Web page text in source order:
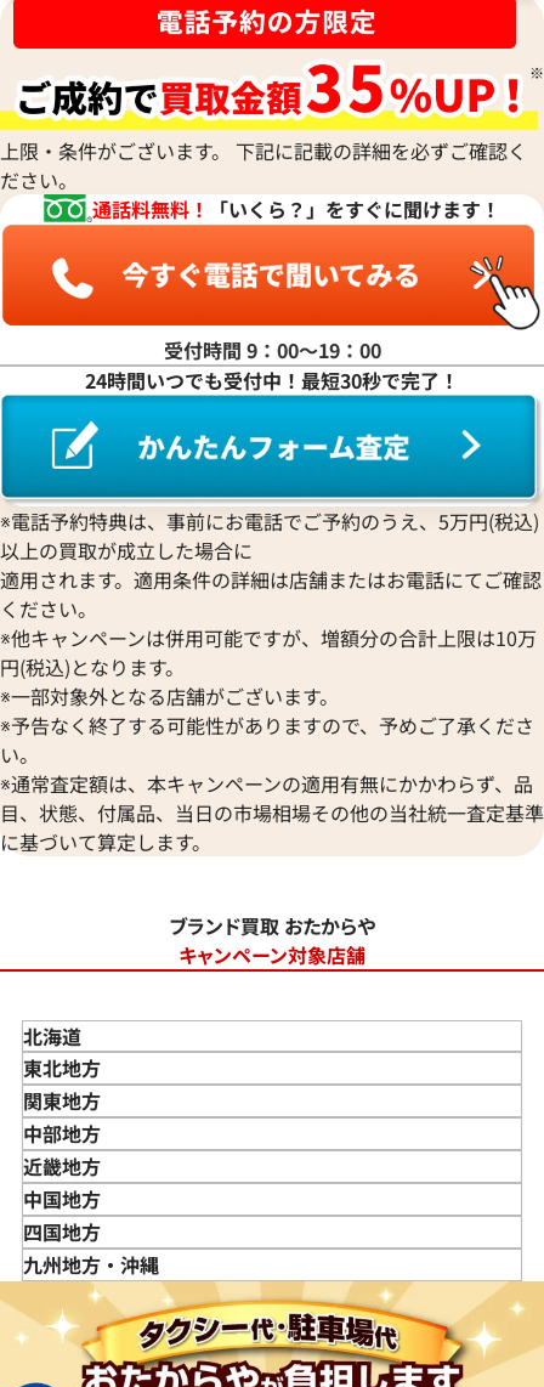
上限・条件がございます。 下記に記載の詳細を必ずご確認く
ださい。
通話料無料！
「いくら？」をすぐに聞けます！
受付時間 9：00〜19：00
24時間いつでも受付中！最短30秒で完了！
※電話予約特典は、事前にお電話でご予約のうえ、5万円(税込)
以上の買取が成立した場合に
適用されます。適用条件の詳細は店舗またはお電話にてご確認
ください。
※他キャンペーンは併用可能ですが、増額分の合計上限は10万
円(税込)となります。
※一部対象外となる店舗がございます。
※予告なく終了する可能性がありますので、予めご了承くださ
い。
※通常査定額は、本キャンペーンの適用有無にかかわらず、品
目、状態、付属品、当日の市場相場その他の当社統一査定基準
に基づいて算定します。
ブランド買取 おたからや
キャンペーン対象店舗
北海道
東北地方
青森県
岩手県
宮城県
秋田県
山形県
福島県
関東地方
東京都
神奈川県
埼玉県
千葉県
茨城県
栃木県
群馬県
中部地方
新潟県
富山県
石川県
山梨県
長野県
岐阜県
静岡県
近畿地方
三重県
滋賀県
京都府
兵庫県
奈良県
中国地方
鳥取県
島根県
広島県
山口県
四国地方
徳島県
愛媛県
九州地方・沖縄
佐賀県
長崎県